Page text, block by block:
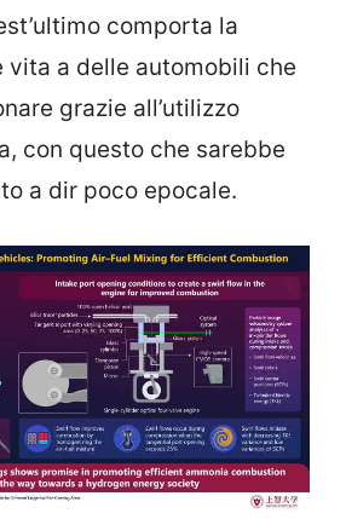
comporta la
vita a delle automobili che
grazie all’utilizzo
con questo che sarebbe
a dir poco epocale.